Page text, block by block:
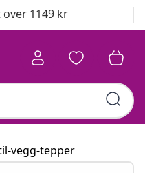
1149 kr
vegg-tepper